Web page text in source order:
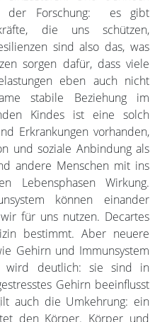
der Forschung: es gibt
die uns schützen,
sind also das, was
sorgen dafür, dass viele
eben auch nicht
stabile Beziehung im
Kindes ist eine solch
Erkrankungen vorhanden,
und soziale Anbindung als
andere Menschen mit ins
Lebensphasen Wirkung.
können einander
für uns nutzen. Decartes
bestimmt. Aber neuere
Gehirn und Immunsystem
wird deutlich: sie sind in
Gehirn beeinflusst
auch die Umkehrung: ein
den Körper. Körper und